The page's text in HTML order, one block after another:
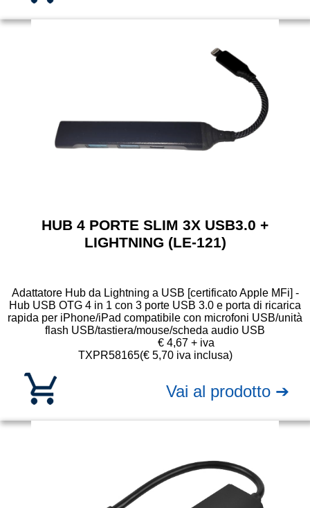
HUB 4 PORTE SLIM 3X USB3.0 +
LIGHTNING (LE-121)
Adattatore Hub da Lightning a USB [certificato Apple MFi] -
Hub USB OTG 4 in 1 con 3 porte USB 3.0 e porta di ricarica
rapida per iPhone/iPad compatibile con microfoni USB/unità
flash USB/tastiera/mouse/scheda audio USB
TXPR58165
€ 4,67 + iva
(€ 5,70 iva inclusa)
Vai al prodotto ➔